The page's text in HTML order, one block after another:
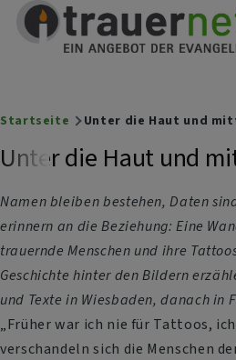
Direkt zum Inhalt
Trauernetz
Ein Angebot der evangelischen
Breadcrumb
Startseite Unter die Haut und
Unter die Haut und
Namen bleiben bestehen, Daten
erinnern an die Beziehung: Eine
trauernde Menschen und ihre
Geschichte hinter den Bildern
und Texte in Wiesbaden, danach in
„Früher war ich nie für Tattoos,
verschandeln sich die Menschen